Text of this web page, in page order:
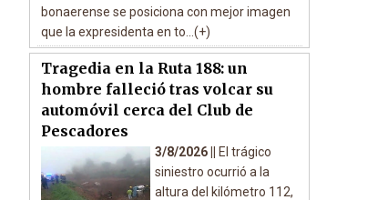
bonaerense se posiciona con mejor imagen
que la expresidenta en to...(+)
Tragedia en la Ruta 188: un
hombre falleció tras volcar su
automóvil cerca del Club de
Pescadores
3/8/2026 ||
El trágico
siniestro ocurrió a la
altura del kilómetro 112,